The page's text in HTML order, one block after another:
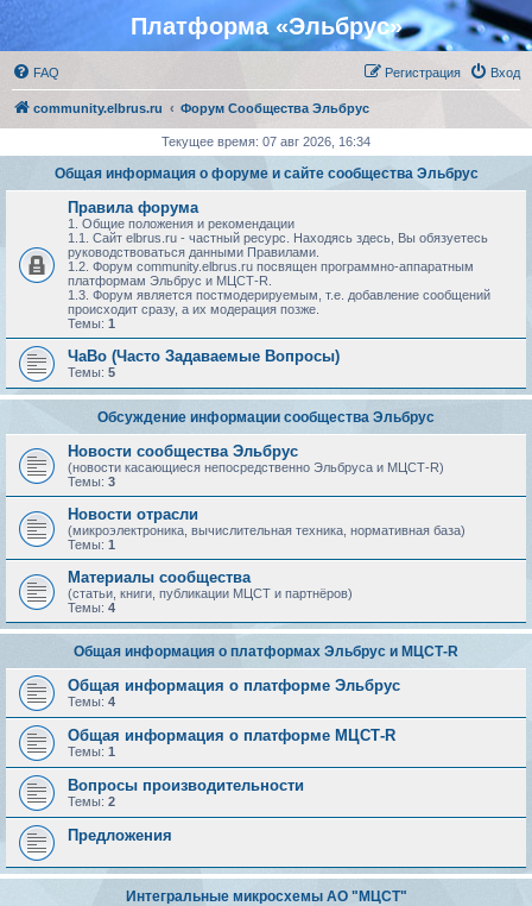
Платформа «Эльбрус»
FAQ Вход
Регистрация
community.elbrus.ru Форум Сообщества Эльбрус
Текущее время: 07 авг 2026, 16:34
Общая информация о форуме и сайте сообщества Эльбрус
Правила форума
1. Общие положения и рекомендации
1.1. Сайт elbrus.ru - частный ресурс. Находясь здесь, Вы обязуетесь
руководствоваться данными Правилами.
1.2. Форум community.elbrus.ru посвящен программно-аппаратным
платформам Эльбрус и МЦСТ-R.
1.3. Форум является постмодерируемым, т.е. добавление сообщений
происходит сразу, а их модерация позже.
Темы: 1
ЧаВо (Часто Задаваемые Вопросы)
Темы: 5
Обсуждение информации сообщества Эльбрус
Новости сообщества Эльбрус
(новости касающиеся непосредственно Эльбруса и МЦСТ-R)
Темы: 3
Новости отрасли
(микроэлектроника, вычислительная техника, нормативная база)
Темы: 1
Материалы сообщества
(статьи, книги, публикации МЦСТ и партнёров)
Темы: 4
Общая информация о платформах Эльбрус и МЦСТ-R
Общая информация о платформе Эльбрус
Темы: 4
Общая информация о платформе МЦСТ-R
Темы: 1
Вопросы производительности
Темы: 2
Предложения
Интегральные микросхемы АО "МЦСТ"